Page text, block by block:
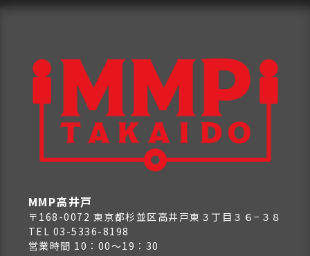
MMP高井戸
〒168-0072 東京都杉並区高井戸東３丁目３６−３８
TEL 03-5336-8198
営業時間 10：00～19：30